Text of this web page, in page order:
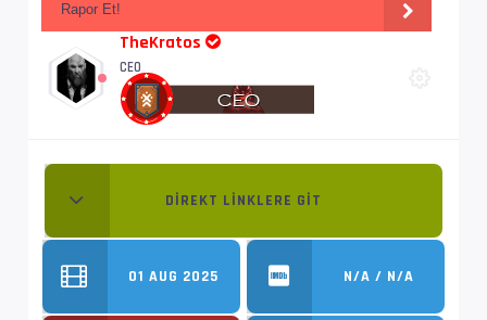
Rapor Et!
TheKratos
CEO
DIREKT LINKLERE GIT
01 AUG 2025 N/A / N/A